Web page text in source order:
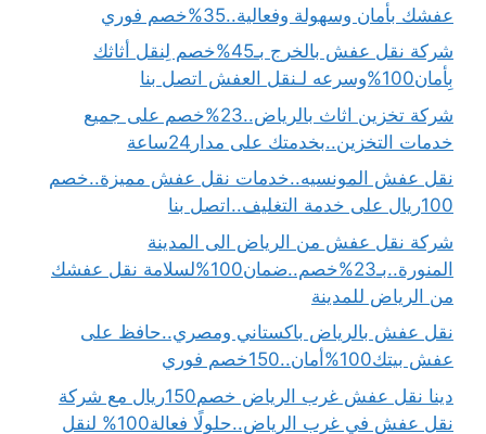
عفشك بأمان وسهولة وفعالية..35%خصم فوري
شركة نقل عفش بالخرج بـ45%خصم لِنقل أثاثك
بِأمان100%وسرعه لـنقل العفش اتصل بنا
شركة تخزين اثاث بالرياض..23%خصم على جميع
خدمات التخزين..بخدمتك على مدار24ساعة
نقل عفش المونسيه..خدمات نقل عفش مميزة..خصم
100ريال على خدمة التغليف..اتصل بنا
شركة نقل عفش من الرياض الى المدينة
المنورة..بـ23%خصم..ضمان100%لسلامة نقل عفشك
من الرياض للمدينة
نقل عفش بالرياض باكستاني ومصري..حافظ على
عفش بيتك100%أمان..150خصم فوري
دينا نقل عفش غرب الرياض خصم150ريال مع شركة
نقل عفش في غرب الرياض..حلولًا فعالة100% لنقل